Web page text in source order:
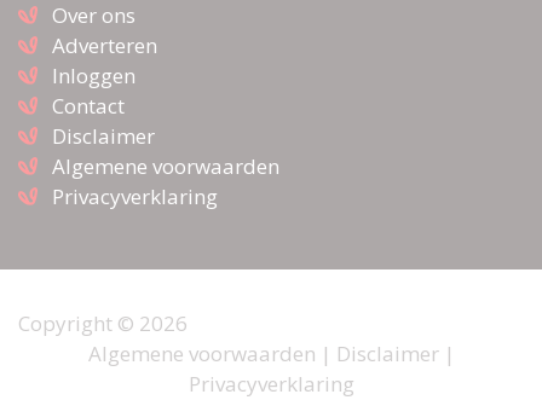
Over ons
Adverteren
Inloggen
Contact
Disclaimer
Algemene voorwaarden
Privacyverklaring
Copyright © 2026
Algemene voorwaarden | Disclaimer|
Privacyverklaring